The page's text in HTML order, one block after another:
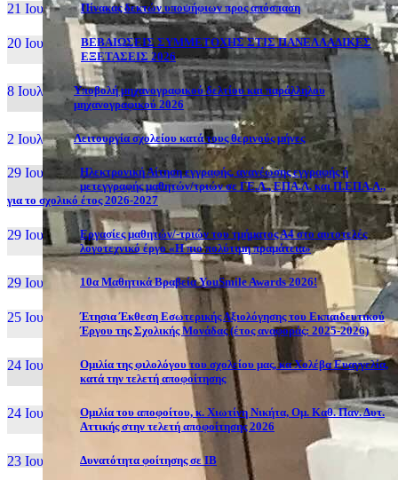
21 Ιουλ, 26 Πίνακας δεκτών υποψήφιων προς απόσπαση
20 Ιουλ, 26
ΒΕΒΑΙΩΣΕΙΣ ΣΥΜΜΕΤΟΧΗΣ ΣΤΙΣ ΠΑΝΕΛΛΑΔΙΚΕΣ
ΕΞΕΤΑΣΕΙΣ 2026
8 Ιουλ, 26
Υποβολή μηχανογραφικού δελτίου και παράλληλου
μηχανογραφικού 2026
2 Ιουλ, 26 Λειτουργία σχολείου κατά τους θερινούς μήνες
29 Ιουν, 26
Ηλεκτρονική Αίτηση εγγραφής, ανανέωσης εγγραφής ή
μετεγγραφής μαθητών/τριών σε ΓΕ.Λ., ΕΠΑ.Λ. και Π.ΕΠΑ.Λ.,
για το σχολικό έτος 2026-2027
29 Ιουν, 26
Εργασίες μαθητών/-τριών του τμήματος Α4 στο αυτοτελές
λογοτεχνικό έργο «Η πιο πολύτιμη πραμάτεια»
29 Ιουν, 26 10α Μαθητικά Βραβεία YouSmile Awards 2026!
25 Ιουν, 26
Έτησια Έκθεση Εσωτερικής Αξιολόγησης του Εκπαιδευτικού
Έργου της Σχολικής Μονάδας (έτος αναφοράς: 2025-2026)
24 Ιουν, 26
Ομιλία της φιλολόγου του σχολείου μας, κα Χολέβα Ευαγγελία,
κατά την τελετή αποφοίτησης
24 Ιουν, 26
Ομιλία του αποφοίτου, κ. Χιωτίνη Νικήτα, Ομ. Καθ. Παν. Δυτ.
Αττικής στην τελετή αποφοίτησης 2026
23 Ιουν, 26 Δυνατότητα φοίτησης σε ΙΒ